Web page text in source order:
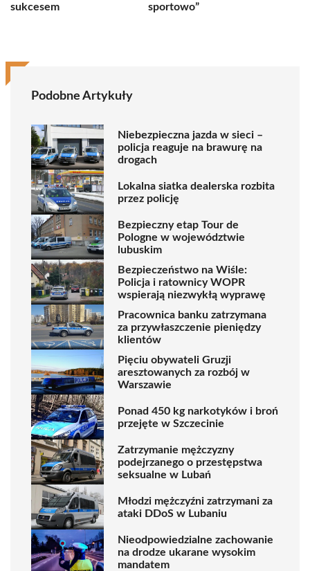
sukcesem
sportowo”
Podobne Artykuły
Niebezpieczna jazda w sieci –
policja reaguje na brawurę na
drogach
Lokalna siatka dealerska rozbita
przez policję
Bezpieczny etap Tour de
Pologne w województwie
lubuskim
Bezpieczeństwo na Wiśle:
Policja i ratownicy WOPR
wspierają niezwykłą wyprawę
Pracownica banku zatrzymana
za przywłaszczenie pieniędzy
klientów
Pięciu obywateli Gruzji
aresztowanych za rozbój w
Warszawie
Ponad 450 kg narkotyków i broń
przejęte w Szczecinie
Zatrzymanie mężczyzny
podejrzanego o przestępstwa
seksualne w Lubań
Młodzi mężczyźni zatrzymani za
ataki DDoS w Lubaniu
Nieodpowiedzialne zachowanie
na drodze ukarane wysokim
mandatem